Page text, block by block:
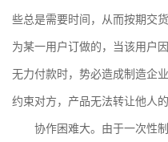
些总是需要时间，从而按期交
为某一用户订做的，当该用户
无力付款时，势必造成制造企
约束对方，产品无法转让他人
协作困难大。由于一次性